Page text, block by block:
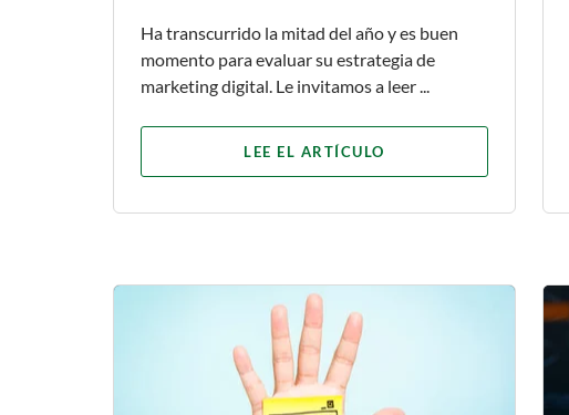
Ha transcurrido la mitad del año y es buen
momento para evaluar su estrategia de
marketing digital. Le invitamos a leer ...
LEE EL ARTÍCULO